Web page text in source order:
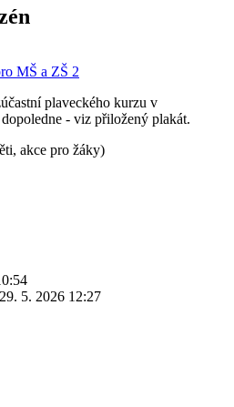
plaveckého kurzu v
- viz přiložený plakát.
akce pro žáky)
29. 5. 2026 12:27